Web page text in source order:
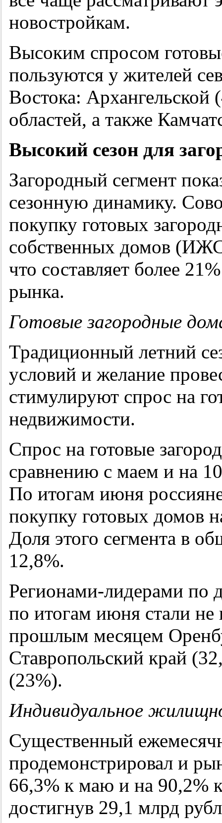
новостройкам.
Высоким спросом
пользуются у жителей
Востока:
областей, а также
Высокий сезон для
Загородный сегмент
сезонную динамику.
покупку готовых
собственных домов
что составляет более
рынка.
Готовые загородные
Традиционный летний
условий и желание
стимулируют спрос на
недвижимости.
Спрос на готовые
сравнению с маем и на
По итогам июня
покупку готовых домов
Доля этого сегмента в
12,8%.
Регионами-лидерами по
по итогам июня стали
прошлым месяцем
Ставропольский край
(23%).
Индивидуальное
Существенный
продемонстрировал и
66,3% к маю и на 90,2%
достигнув 29,1 млрд